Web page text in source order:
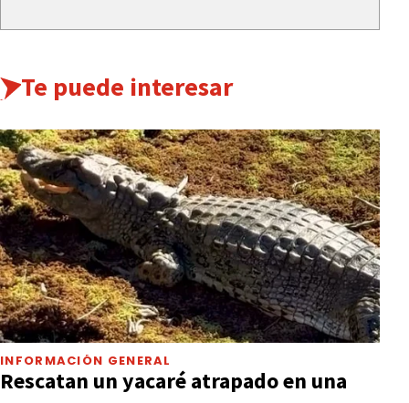
Te puede interesar
INFORMACIÓN GENERAL
Rescatan un yacaré atrapado en una